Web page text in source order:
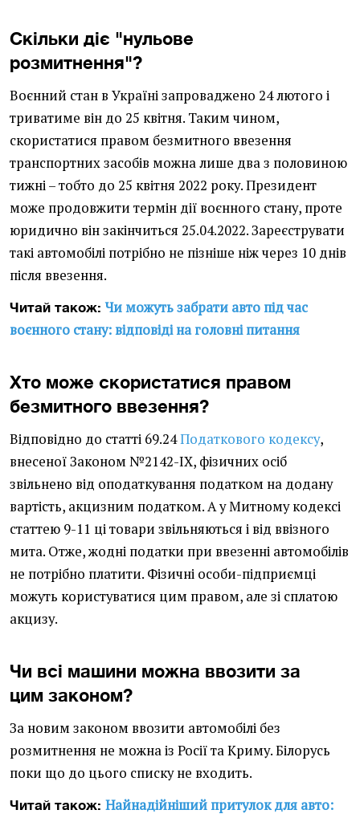
Скільки діє "нульове
розмитнення"?
Воєнний стан в Україні запроваджено 24 лютого і
триватиме він до 25 квітня. Таким чином,
скористатися правом безмитного ввезення
транспортних засобів можна лише два з половиною
тижні – тобто до 25 квітня 2022 року. Президент
може продовжити термін дії воєнного стану, проте
юридично він закінчиться 25.04.2022. Зареєструвати
такі автомобілі потрібно не пізніше ніж через 10 днів
після ввезення.
Читай також:Чи можуть забрати авто під час
воєнного стану: відповіді на головні питання
Хто може скористатися правом
безмитного ввезення?
Відповідно до статті 69.24Податкового кодексу,
внесеної Законом №2142-IX, фізичних осіб
звільнено від оподаткування податком на додану
вартість, акцизним податком. А у Митному кодексі
статтею 9-11 ці товари звільняються і від ввізного
мита. Отже, жодні податки при ввезенні автомобілів
не потрібно платити. Фізичні особи-підприємці
можуть користуватися цим правом, але зі сплатою
акцизу.
Чи всі машини можна ввозити за
цим законом?
За новим законом ввозити автомобілі без
розмитнення не можна із Росії та Криму. Білорусь
поки що до цього списку не входить.
Читай також: Найнадійніший притулок для авто: